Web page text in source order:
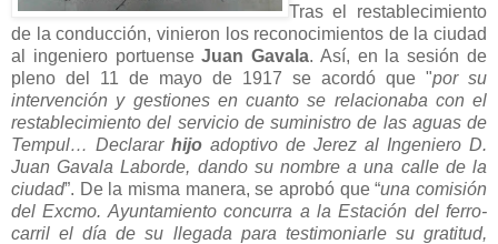
Tras el restablecimiento
de la conducción, vinieron los reconocimientos de la ciudad
al ingeniero portuenseJuan Gavala. Así, en la sesión de
pleno del 11 de mayo de 1917 se acordó que "por su
intervención y gestiones en cuanto se relacionaba con el
restablecimiento del servicio de suministro de las aguas de
Tempul… Declarar hijo adoptivo de Jerez al Ingeniero D.
Juan Gavala Laborde, dando su nombre a una calle de la
ciudad”. De la misma manera, se aprobó que “una comisión
del Excmo. Ayuntamiento concurra a la Estación del ferro-
carril el día de su llegada para testimoniarle su gratitud,